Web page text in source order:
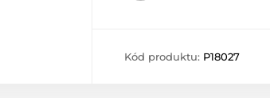
Kód produktu: P18027